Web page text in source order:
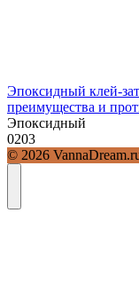
Эпоксидный клей-
преимущества и
Эпоксидный
0203
© 2026